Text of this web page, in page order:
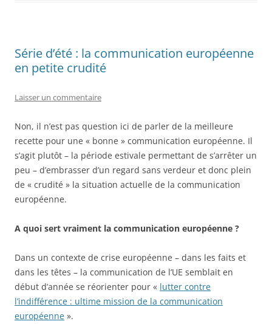
Série d’été : la communication européenne
en petite crudité
Laisser un commentaire
Non, il n’est pas question ici de parler de la meilleure
recette pour une « bonne » communication européenne. Il
s’agit plutôt – la période estivale permettant de s’arrêter un
peu – d’embrasser d’un regard sans verdeur et donc plein
de « crudité » la situation actuelle de la communication
européenne.
A quoi sert vraiment la communication européenne ?
Dans un contexte de crise européenne – dans les faits et
dans les têtes – la communication de l’UE semblait en
début d’année se réorienter pour « lutter contre
l’indifférence : ultime mission de la communication
européenne ».